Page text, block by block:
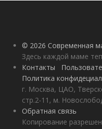
© 2026 Современная
Здесь каждой маме
Контакты
Политика
г. Москва, ЦАО,
стр.2-11, м.
Обратная связь
Копирование